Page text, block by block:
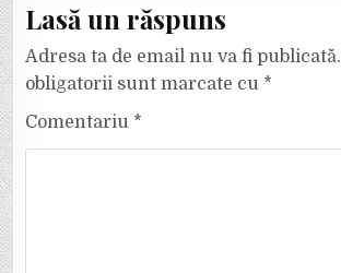
Lasă un răspuns
Adresa ta de email nu va fi publicată.
obligatorii sunt marcate cu *
Comentariu *